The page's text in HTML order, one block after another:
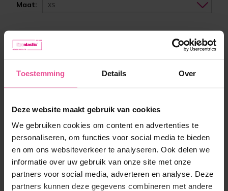
Toestemming Details Over
Deze website maakt gebruik van cookies
We gebruiken cookies om content en advertenties te
personaliseren, om functies voor social media te bieden
en om ons websiteverkeer te analyseren. Ook delen we
informatie over uw gebruik van onze site met onze
partners voor social media, adverteren en analyse. Deze
partners kunnen deze gegevens combineren met andere
Maat: XS
115,90 €
- + In winkelmandje